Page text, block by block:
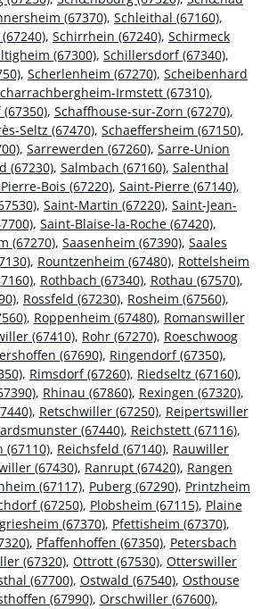
(67370), Schleithal (67160),
, Schirrhein (67240), Schirmeck
(67300), Schillersdorf (67340),
, Scherlenheim (67270), Scheibenhard
Irmstett (67310),
, Schaffhouse-sur-Zorn (67270),
Seltz (67470), Schaeffersheim (67150),
, Sarrewerden (67260), Sarre-Union
(67230), Salmbach (67160), Salenthal
Bois (67220), Saint-Pierre (67140),
, Saint-Martin (67220), Saint-Jean-
, Saint-Blaise-la-Roche (67420),
(67270), Saasenheim (67390), Saales
, Rountzenheim (67480), Rottelsheim
, Rothbach (67340), Rothau (67570),
, Rossfeld (67230), Rosheim (67560),
, Roppenheim (67480), Romanswiller
(67410), Rohr (67270), Roeschwoog
(67690), Ringendorf (67350),
, Rimsdorf (67260), Riedseltz (67160),
, Rhinau (67860), Rexingen (67320),
, Retschwiller (67250), Reipertswiller
(67440), Reichstett (67116),
(67110), Reichsfeld (67140), Rauwiller
(67430), Ranrupt (67420), Rangen
(67117), Puberg (67290), Printzheim
(67250), Plobsheim (67115), Plaine
(67370), Pfettisheim (67370),
, Pfaffenhoffen (67350), Petersbach
(67320), Ottrott (67530), Otterswiller
(67700), Ostwald (67540), Osthouse
(67990), Orschwiller (67600),